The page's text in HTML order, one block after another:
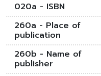
020a - ISBN
260a - Place of
publication
260b - Name of
publisher